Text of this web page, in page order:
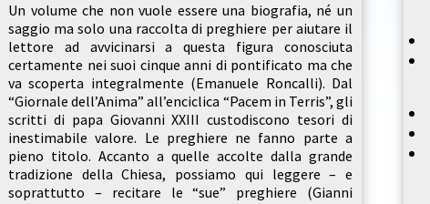
Un volume che non vuole essere una biografia, né un
saggio ma solo una raccolta di preghiere per aiutare il
lettore ad avvicinarsi a questa figura conosciuta
certamente nei suoi cinque anni di pontificato ma che
va scoperta integralmente (Emanuele Roncalli). Dal
“Giornale dell’Anima” all’enciclica “Pacem in Terris”, gli
scritti di papa Giovanni XXIII custodiscono tesori di
inestimabile valore. Le preghiere ne fanno parte a
pieno titolo. Accanto a quelle accolte dalla grande
tradizione della Chiesa, possiamo qui leggere – e
soprattutto – recitare le “sue” preghiere (Gianni